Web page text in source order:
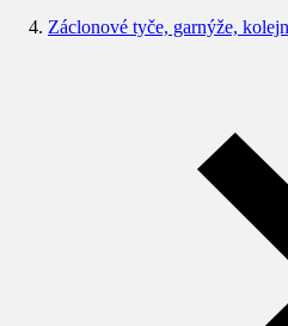
Záclonové tyče, garnýže,